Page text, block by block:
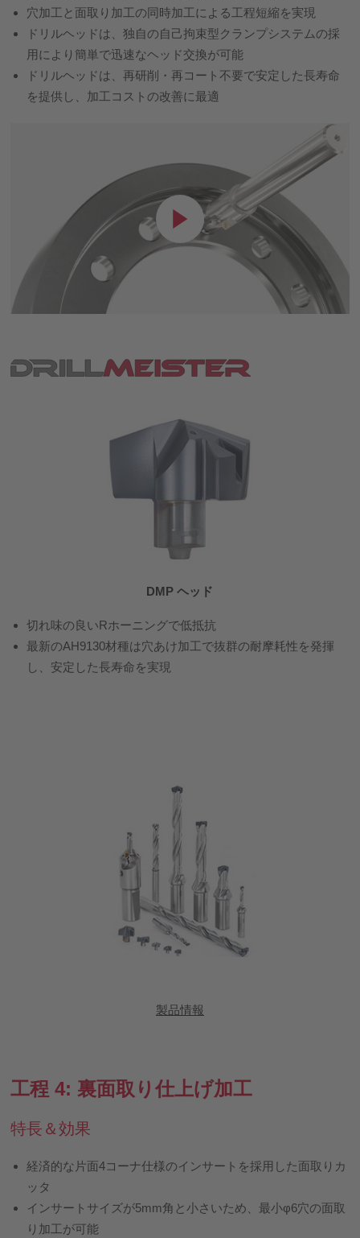
穴加工と面取り加工の同時加工による工程短縮を実現
ドリルヘッドは、独自の自己拘束型クランプシステムの採
用により簡単で迅速なヘッド交換が可能
ドリルヘッドは、再研削・再コート不要で安定した長寿命
を提供し、加工コストの改善に最適
DMP ヘッド
切れ味の良いRホーニングで低抵抗
最新のAH9130材種は穴あけ加工で抜群の耐摩耗性を発揮
し、安定した長寿命を実現
製品情報
工程 4: 裏面取り仕上げ加工
特長＆効果
経済的な片面4コーナ仕様のインサートを採用した面取りカ
ッタ
インサートサイズが5mm角と小さいため、最小φ6穴の面取
り加工が可能